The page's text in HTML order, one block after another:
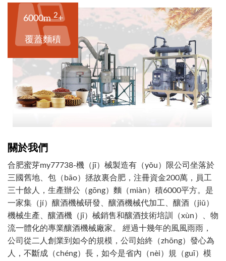
6000m2+
覆蓋麵積
關於我們
合肥蜜芽my77738-機（jī）械製造有（yǒu）限公司坐落於
三國舊地、包（bāo）拯故裏合肥，注冊資金200萬，員工
三十餘人，生產辦公（gōng）麵（miàn）積6000平方。是
一家集（jí）釀酒機械研發、釀酒機械代加工、釀酒（jiǔ）
機械生產、釀酒機（jī）械銷售和釀酒技術培訓（xùn）、物
流一體化的專業釀酒機械廠家。 經過十幾年的風風雨雨，
公司從二人創業到如今的規模，公司始終（zhōng）發心為
人，不斷成（chéng）長，如今是省內（nèi）規（guī）模